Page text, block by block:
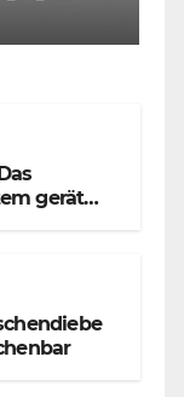
gerät